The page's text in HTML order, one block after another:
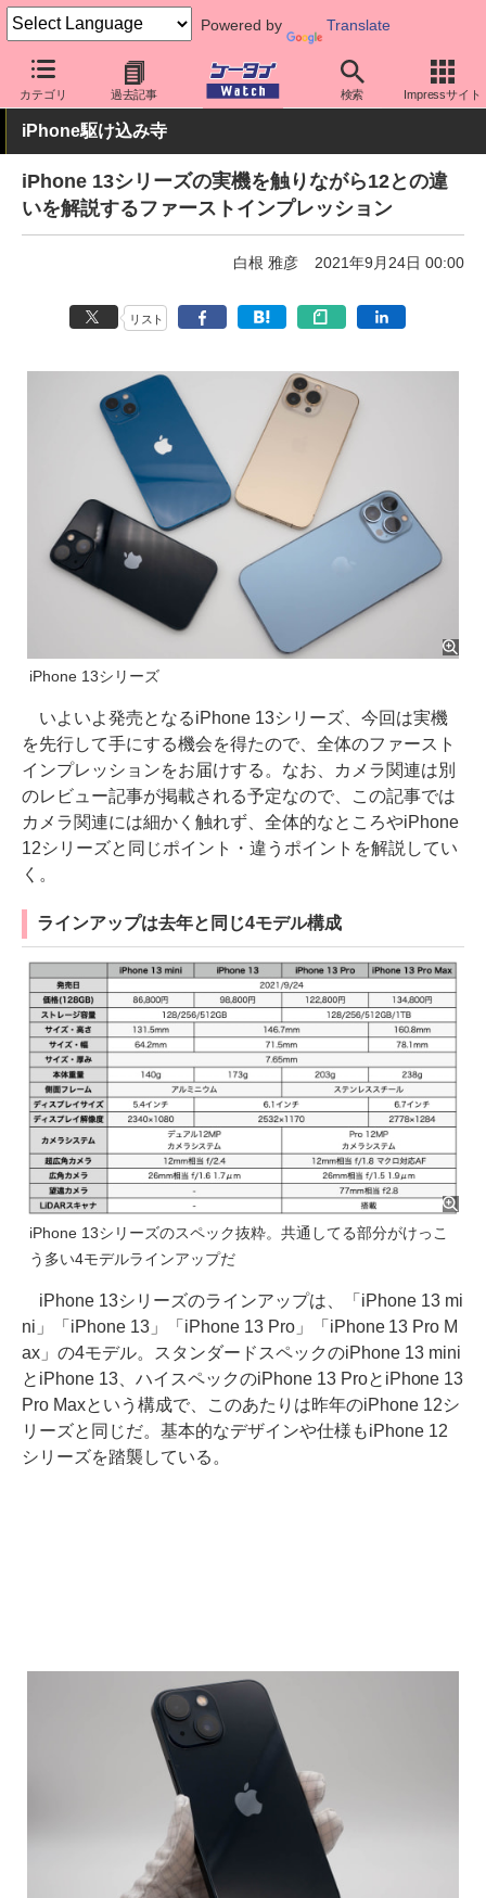
Powered by Translate
カテゴリ 過去記事 検索 Impressサイト
ケータイ Watch OS iPhone (iOS) iPhone本体
iPhone駆け込み寺
iPhone 13シリーズの実機を触りながら12との違
いを解説するファーストインプレッション
白根 雅彦 2021年9月24日 00:00
リスト
iPhone 13シリーズ
いよいよ発売となるiPhone 13シリーズ、今回は実機
を先行して手にする機会を得たので、全体のファースト
インプレッションをお届けする。なお、カメラ関連は別
のレビュー記事が掲載される予定なので、この記事では
カメラ関連には細かく触れず、全体的なところやiPhone
12シリーズと同じポイント・違うポイントを解説してい
く。
ラインアップは去年と同じ4モデル構成
iPhone 13シリーズのスペック抜粋。共通してる部分がけっこ
う多い4モデルラインアップだ
iPhone 13シリーズのラインアップは、「iPhone 13 mi
ni」「iPhone 13」「iPhone 13 Pro」「iPhone 13 Pro M
ax」の4モデル。スタンダードスペックのiPhone 13 mini
とiPhone 13、ハイスペックのiPhone 13 ProとiPhone 13
Pro Maxという構成で、このあたりは昨年のiPhone 12シ
リーズと同じだ。基本的なデザインや仕様もiPhone 12
シリーズを踏襲している。